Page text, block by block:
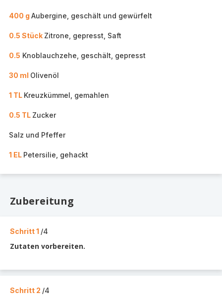
400 g Aubergine, geschält und gewürfelt
0.5 Stück Zitrone, gepresst, Saft
0.5 Knoblauchzehe, geschält, gepresst
30 ml Olivenöl
1 TL Kreuzkümmel, gemahlen
0.5 TL Zucker
Salz und Pfeffer
1 EL Petersilie, gehackt
Zubereitung
Schritt 1 /4
Zutaten vorbereiten.
Schritt 2 /4